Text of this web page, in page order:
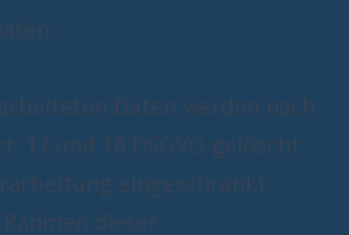
Daten werden nach
17 und 18 DSGVO gelöscht
eingeschränkt.
dieser